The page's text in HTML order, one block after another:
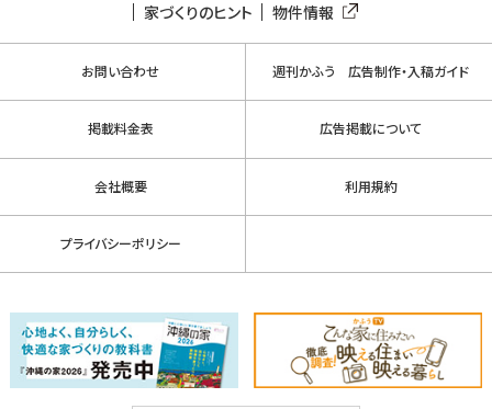
家づくりのヒント
物件情報
お問い合わせ 週刊かふう 広告制作・入稿ガイド
掲載料金表 広告掲載について
会社概要 利用規約
プライバシーポリシー